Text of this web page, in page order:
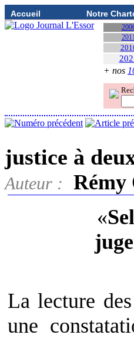
Accueil Notre
+ nos
justice à
Auteur :
Rémy
«
La lecture
une